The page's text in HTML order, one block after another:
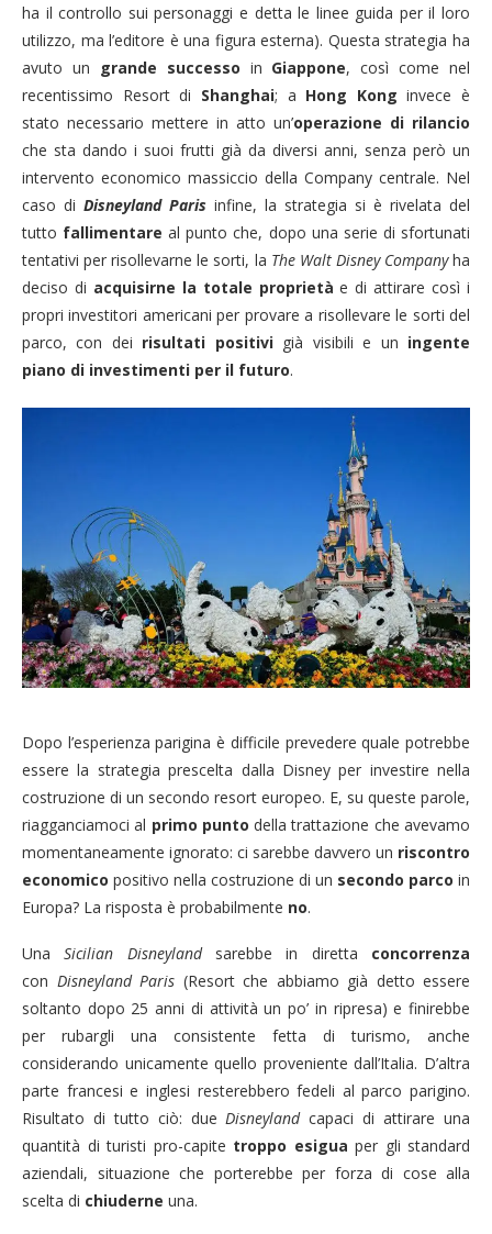
ha il controllo sui personaggi e detta le linee guida per il loro
utilizzo, ma l’editore è una figura esterna). Questa strategia ha
avuto un grande successo in Giappone, così come nel
recentissimo Resort di Shanghai; a Hong Kong invece è
stato necessario mettere in atto un’operazione di rilancio
che sta dando i suoi frutti già da diversi anni, senza però un
intervento economico massiccio della Company centrale. Nel
caso di Disneyland Paris infine, la strategia si è rivelata del
tutto fallimentare al punto che, dopo una serie di sfortunati
tentativi per risollevarne le sorti, la The Walt Disney Companyha
deciso di acquisirne la totale proprietà e di attirare così i
propri investitori americani per provare a risollevare le sorti del
parco, con dei risultati positivigià visibili e un ingente
piano di investimenti per il futuro.
Dopo l’esperienza parigina è difficile prevedere quale potrebbe
essere la strategia prescelta dalla Disney per investire nella
costruzione di un secondo resort europeo. E, su queste parole,
riagganciamoci al primo punto della trattazione che avevamo
momentaneamente ignorato: ci sarebbe davvero un riscontro
economico positivo nella costruzione di un secondo parco in
Europa? La risposta è probabilmente no.
UnaSicilian Disneyland sarebbe in diretta concorrenza
con Disneyland Paris (Resort che abbiamo già detto essere
soltanto dopo 25 anni di attività un po’ in ripresa) e finirebbe
per rubargli una consistente fetta di turismo, anche
considerando unicamente quello proveniente dall’Italia. D’altra
parte francesi e inglesi resterebbero fedeli al parco parigino.
Risultato di tutto ciò: due Disneylandcapaci di attirare una
quantità di turisti pro-capite troppo esigua per gli standard
aziendali, situazione che porterebbe per forza di cose alla
scelta di chiuderne una.